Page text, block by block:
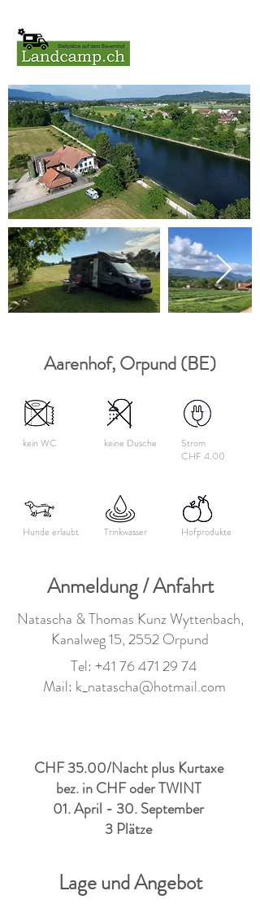
Aarenhof, Orpund (BE)
kein WC
Hunde erlaubt
Strom
keine Dusche
CHF 4.00
Trinkwasser Hofprodukte
Anmeldung / Anfahrt
Natascha & Thomas Kunz Wyttenbach,
Kanalweg 15, 2552 Orpund
Tel: +41 76 471 29 74
Mail: k_natascha@hotmail.com
CHF 35.00/Nacht plus Kurtaxe
bez. in CHF oder TWINT
01. April - 30. September
3 Plätze
Lage und Angebot